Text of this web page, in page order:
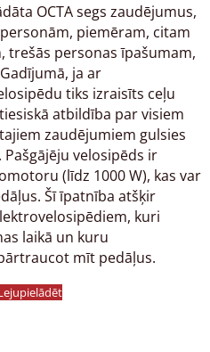
OCTA segs zaudējumus,
piemēram, citam
personas īpašumam,
ja ar
tiks izraisīts ceļu
atbildība par visiem
zaudējumiem gulsies
velosipēds ir
(līdz 1000 W), kas var
Šī īpatnība atšķir
kuri
laikā un kuru
mīt pedāļus.